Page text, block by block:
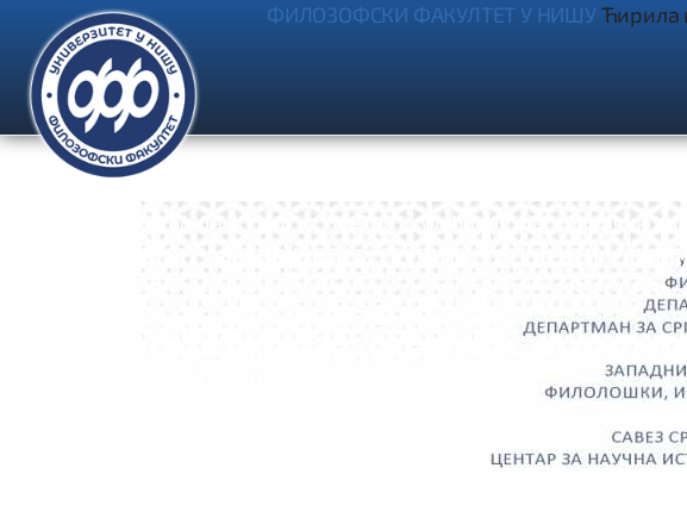
ФИЛОЗОФСКИ ФАКУЛТЕТ У НИШУЋирила
Ћирила и Методија 2, Ниш Контакт Webmail Наставнички
ФАКУЛТЕТ АКТИВНОСТИ СТУДИЈЕ